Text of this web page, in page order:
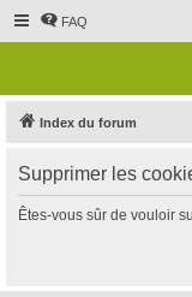
FAQ
Index du forum
Supprimer les
Êtes-vous sûr de vouloir